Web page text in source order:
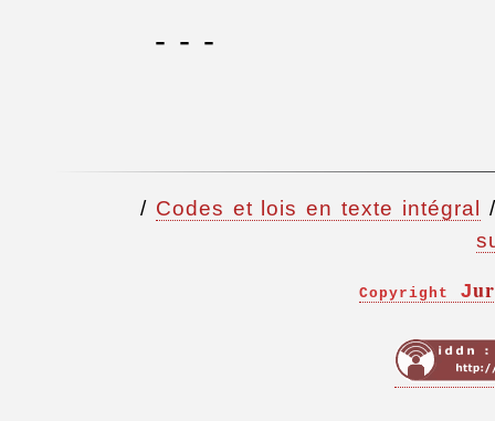
- - -
/ Codes et lois en texte intégral
Copyright J